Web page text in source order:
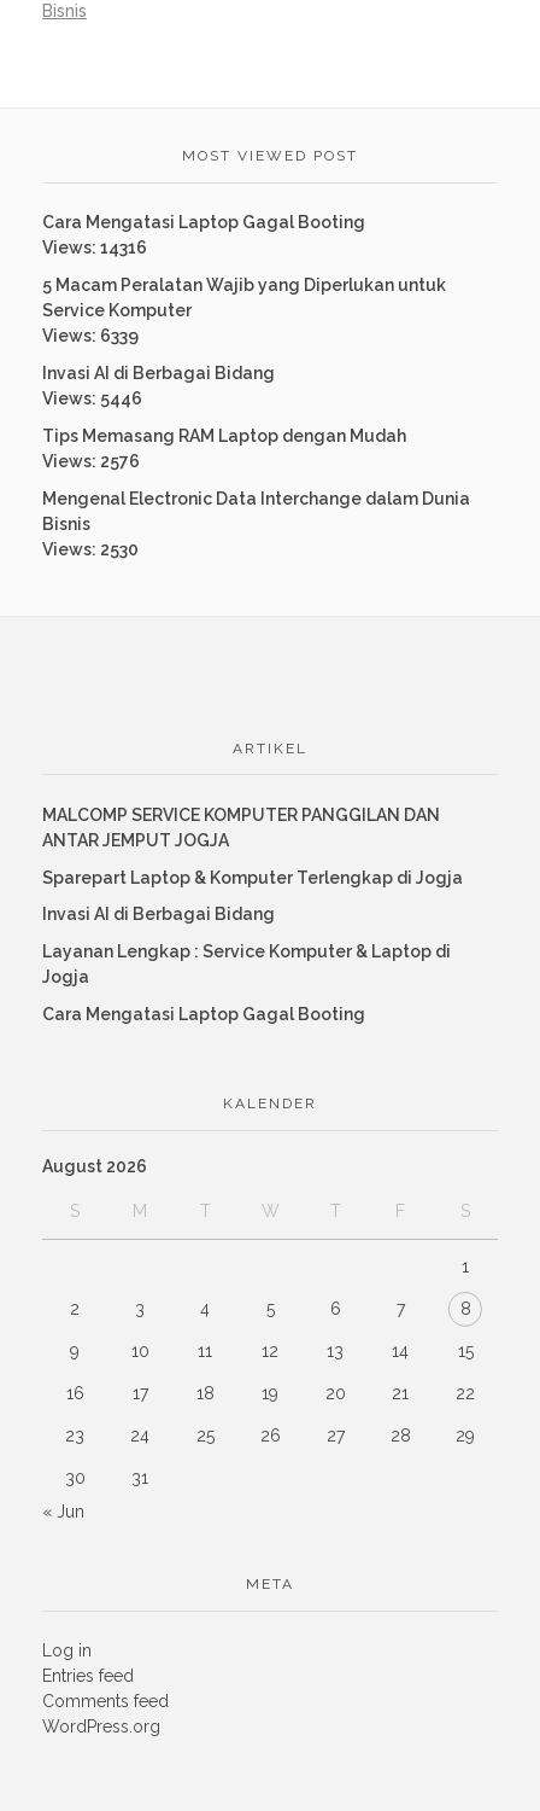
Bisnis
MOST VIEWED POST
Cara Mengatasi Laptop Gagal Booting
Views: 14316
5 Macam Peralatan Wajib yang Diperlukan untuk
Service Komputer
Views: 6339
Invasi AI di Berbagai Bidang
Views: 5446
Tips Memasang RAM Laptop dengan Mudah
Views: 2576
Mengenal Electronic Data Interchange dalam Dunia
Bisnis
Views: 2530
ARTIKEL
MALCOMP SERVICE KOMPUTER PANGGILAN DAN
ANTAR JEMPUT JOGJA
Sparepart Laptop & Komputer Terlengkap di Jogja
Invasi AI di Berbagai Bidang
Layanan Lengkap : Service Komputer & Laptop di
Jogja
Cara Mengatasi Laptop Gagal Booting
KALENDER
August 2026
S M T W T F S
1
2 3 4 5 6 7 8
9 10 11 12 13 14 15
16 17 18 19 20 21 22
23 24 25 26 27 28 29
30
31
« Jun
META
Log in
Entries feed
Comments feed
WordPress.org